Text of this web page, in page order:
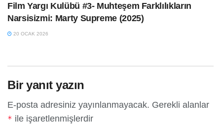
Film Yargı Kulübü #3- Muhteşem Farklılıkların
Narsisizmi: Marty Supreme (2025)
20 OCAK 2026
Bir yanıt yazın
E-posta adresiniz yayınlanmayacak. Gerekli alanlar
* ile işaretlenmişlerdir